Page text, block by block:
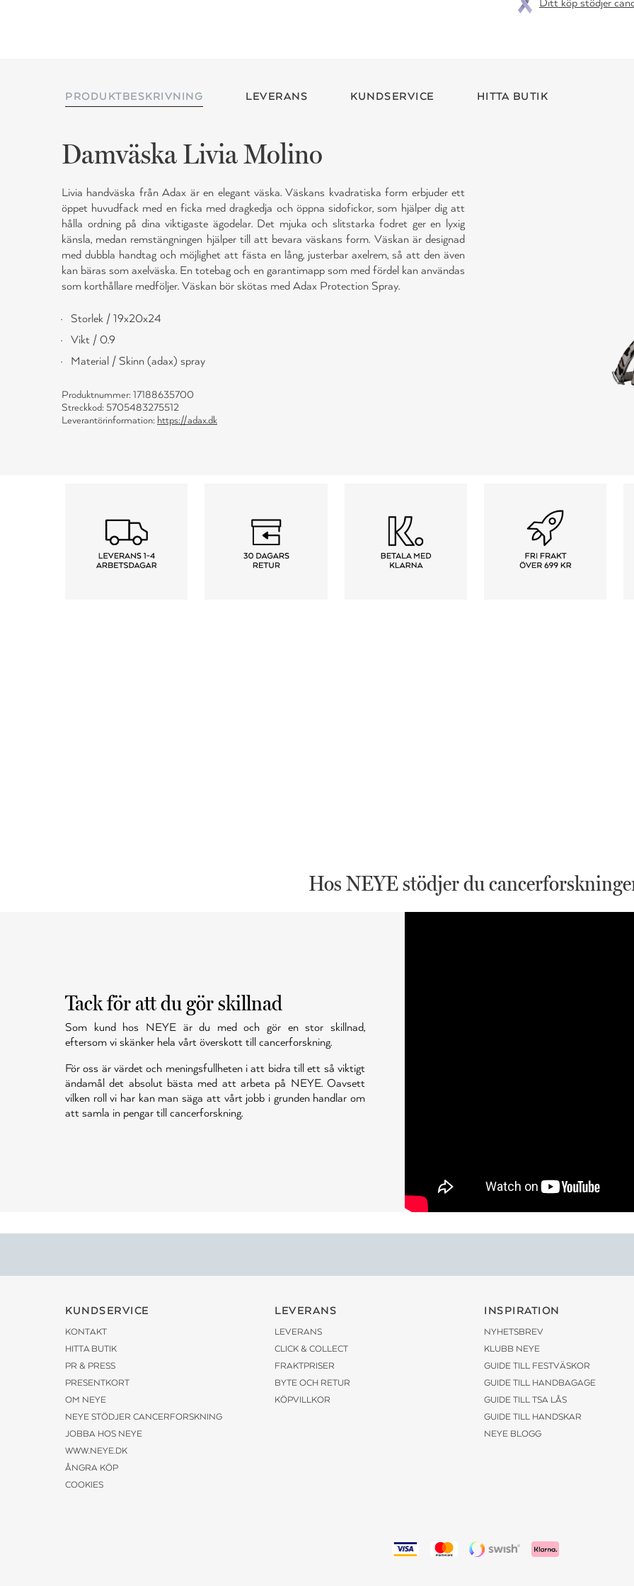
Ditt köp stödjer
PRODUKTBESKRIVNING LEVERANS KUNDSERVICE HITTA BUTIK
Damväska Livia Molino
Livia handväska från Adax är en elegant väska. Väskans kvadratiska form erbjuder ett
öppet huvudfack med en ficka med dragkedja och öppna sidofickor, som hjälper dig att
hålla ordning på dina viktigaste ägodelar. Det mjuka och slitstarka fodret ger en lyxig
känsla, medan remstängningen hjälper till att bevara väskans form. Väskan är designad
med dubbla handtag och möjlighet att fästa en lång, justerbar axelrem, så att den även
kan bäras som axelväska. En totebag och en garantimapp som med fördel kan användas
som korthållare medföljer. Väskan bör skötas med Adax Protection Spray.
Storlek / 19x20x24
Vikt / 0.9
Material / Skinn (adax) spray
Produktnummer: 17188635700
Streckkod: 5705483275512
Leverantörinformation: https://adax.dk
Hos NEYE stödjer du
Tack för att du gör skillnad
Som kund hos NEYE är du med och gör en stor skillnad,
eftersom vi skänker hela vårt överskott till cancerforskning.
För oss är värdet och meningsfullheten i att bidra till ett så viktigt
ändamål det absolut bästa med att arbeta på NEYE. Oavsett
vilken roll vi har kan man säga att vårt jobb i grunden handlar om
att samla in pengar till cancerforskning.
KUNDSERVICE
KONTAKT
HITTA BUTIK
PR & PRESS
PRESENTKORT
OM NEYE
NEYE STÖDJER CANCERFORSKNING
JOBBA HOS NEYE
WWW.NEYE.DK
ÅNGRA KÖP
COOKIES
LEVERANS
LEVERANS
CLICK & COLLECT
FRAKTPRISER
BYTE OCH RETUR
KÖPVILLKOR
INSPIRATION
NYHETSBREV
KLUBB NEYE
GUIDE TILL FESTVÄSKOR
GUIDE TILL HANDBAGAGE
GUIDE TILL TSA LÅS
GUIDE TILL HANDSKAR
NEYE BLOGG